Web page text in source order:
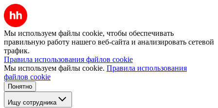
Мы используем файлы cookie, чтобы обеспечивать
правильную работу нашего веб-сайта и анализировать сетевой
трафик.
Правила использования файлов cookie
Мы используем файлы cookie. Правила использования
файлов cookie
Понятно
Ищу сотрудника